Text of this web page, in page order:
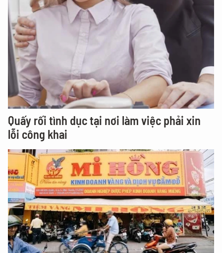
Quấy rối tình dục tại nơi làm việc phải xin
lỗi công khai